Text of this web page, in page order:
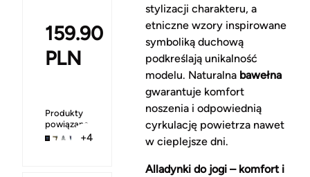
159.90
PLN
Produkty
powiązane
+4
stylizacji charakteru, a
etniczne wzory inspirowane
symboliką duchową
podkreślają unikalność
modelu. Naturalna bawełna
gwarantuje komfort
noszenia i odpowiednią
cyrkulację powietrza nawet
w cieplejsze dni.
Alladynki do jogi – komfort i